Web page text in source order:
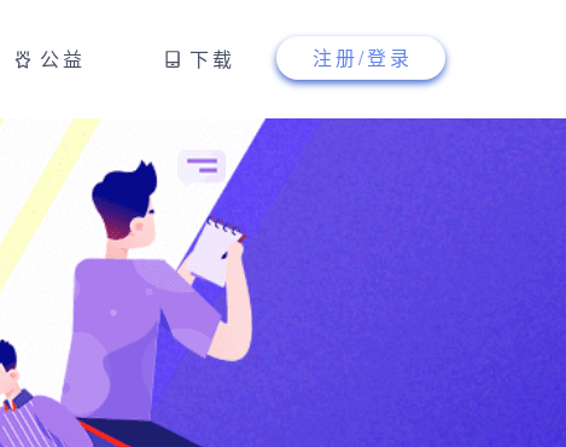
公益 下载 注册/登录